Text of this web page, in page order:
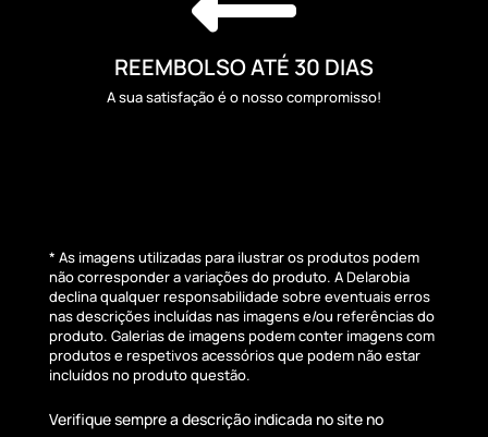
REEMBOLSO ATÉ 30 DIAS
A sua satisfação é o nosso compromisso!
* As imagens utilizadas para ilustrar os produtos podem
não corresponder a variações do produto. A Delarobia
declina qualquer responsabilidade sobre eventuais erros
nas descrições incluídas nas imagens e/ou referências do
produto. Galerias de imagens podem conter imagens com
produtos e respetivos acessórios que podem não estar
incluídos no produto questão.
Verifique sempre a descrição indicada no site no